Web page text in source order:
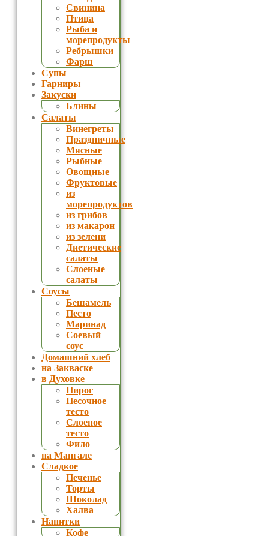
Свинина
Птица
Рыба и
морепродукты
Ребрышки
Фарш
Супы
Гарниры
Закуски
Блины
Салаты
Винегреты
Праздничные
Мясные
Рыбные
Овощные
Фруктовые
из
морепродуктов
из грибов
из макарон
из зелени
Диетические
салаты
Слоеные
салаты
Соусы
Бешамель
Песто
Маринад
Соевый
соус
Домашний хлеб
на Закваске
в Духовке
Пирог
Песочное
тесто
Слоеное
тесто
Фило
на Мангале
Сладкое
Печенье
Торты
Шоколад
Халва
Напитки
Кофе